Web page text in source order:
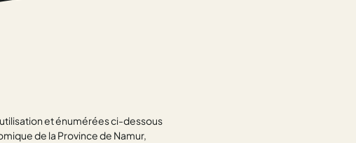
et énumérées ci-dessous
de la Province de Namur,